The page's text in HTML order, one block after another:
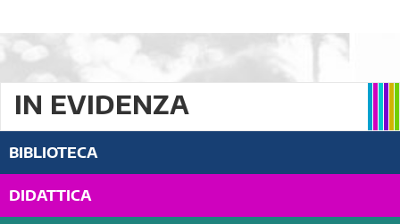
IN EVIDENZA
BIBLIOTECA
DIDATTICA